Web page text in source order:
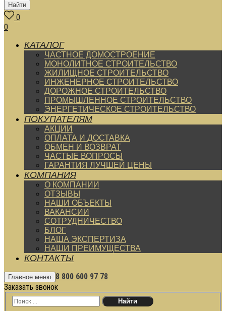
Найти
0
0
КАТАЛОГ
ЧАСТНОЕ ДОМОСТРОЕНИЕ
МОНОЛИТНОЕ СТРОИТЕЛЬСТВО
ЖИЛИЩНОЕ СТРОИТЕЛЬСТВО
ИНЖЕНЕРНОЕ СТРОИТЕЛЬСТВО
ДОРОЖНОЕ СТРОИТЕЛЬСТВО
ПРОМЫШЛЕННОЕ СТРОИТЕЛЬСТВО
ЭНЕРГЕТИЧЕСКОЕ СТРОИТЕЛЬСТВО
ПОКУПАТЕЛЯМ
АКЦИИ
ОПЛАТА И ДОСТАВКА
ОБМЕН И ВОЗВРАТ
ЧАСТЫЕ ВОПРОСЫ
ГАРАНТИЯ ЛУЧШЕЙ ЦЕНЫ
КОМПАНИЯ
О КОМПАНИИ
ОТЗЫВЫ
НАШИ ОБЪЕКТЫ
ВАКАНСИИ
СОТРУДНИЧЕСТВО
БЛОГ
НАША ЭКСПЕРТИЗА
НАШИ ПРЕИМУЩЕСТВА
КОНТАКТЫ
Главное меню 8 800 600 97 78
Заказать звонок